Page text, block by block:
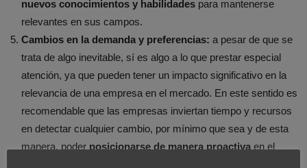
nuevos conocimientos y habilidades para mantenerse
relevantes en sus campos.
Cambios en la demanda y preferencias: a pesar de que se
trata de algo inevitable, sí es algo a lo que prestar especial
atención, ya que pueden tener un impacto significativo en la
relevancia de una empresa en el mercado. En este sentido es
recomendable que las empresas inviertan tiempo y recursos
en detectar cualquier cambio, por mínimo que sea y de esta
manera, poder posicionarse de manera proactiva en el